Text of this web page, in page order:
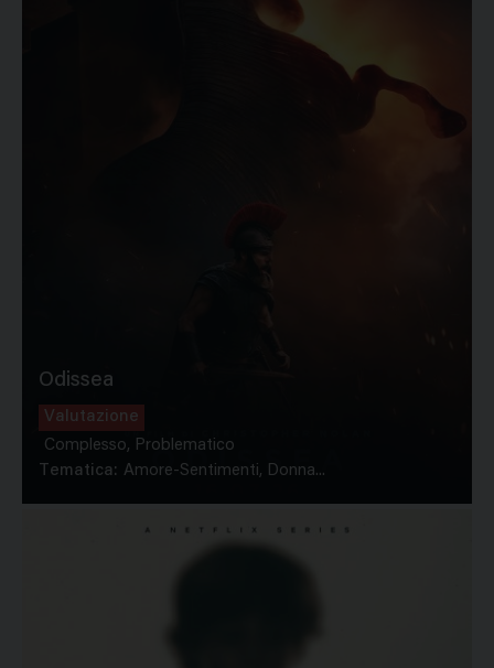
Odissea
Valutazione
Complesso, Problematico
Tematica: Amore-Sentimenti, Donna...